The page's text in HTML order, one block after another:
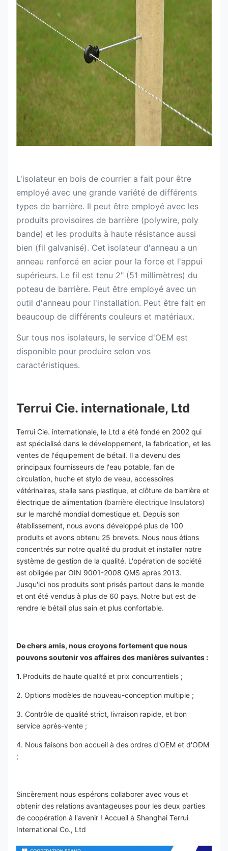
L'isolateur en bois de courrier a fait pour être
employé avec une grande variété de différents
types de barrière. Il peut être employé avec les
produits provisoires de barrière (polywire, poly
bande) et les produits à haute résistance aussi
bien (fil galvanisé). Cet isolateur d'anneau a un
anneau renforcé en acier pour la force et l'appui
supérieurs. Le fil est tenu 2" (51 millimètres) du
poteau de barrière. Peut être employé avec un
outil d'anneau pour l'installation. Peut être fait en
beaucoup de différents couleurs et matériaux.
Sur tous nos isolateurs, le service d'OEM est
disponible pour produire selon vos
caractéristiques.
Terrui Cie. internationale, Ltd
Terrui Cie. internationale, le Ltd a été fondé en 2002 qui
est spécialisé dans le développement, la fabrication, et les
ventes de l'équipement de bétail. Il a devenu des
principaux fournisseurs de l'eau potable, fan de
circulation, huche et stylo de veau, accessoires
vétérinaires, stalle sans plastique, et clôture de barrière et
électrique de alimentation (barrière électrique Insulators)
sur le marché mondial domestique et. Depuis son
établissement, nous avons développé plus de 100
produits et avons obtenu 25 brevets. Nous nous étions
concentrés sur notre qualité du produit et installer notre
système de gestion de la qualité. L'opération de société
est obligée par OIN 9001-2008 QMS après 2013.
Jusqu'ici nos produits sont prisés partout dans le monde
et ont été vendus à plus de 60 pays. Notre but est de
rendre le bétail plus sain et plus confortable.
De chers amis, nous croyons fortement que nous
pouvons soutenir vos affaires des manières suivantes :
1. Produits de haute qualité et prix concurrentiels ;
2. Options modèles de nouveau-conception multiple ;
3. Contrôle de qualité strict, livraison rapide, et bon
service après-vente ;
4. Nous faisons bon accueil à des ordres d'OEM et d'ODM
;
Sincèrement nous espérons collaborer avec vous et
obtenir des relations avantageuses pour les deux parties
de coopération à l'avenir ! Accueil à Shanghai Terrui
International Co., Ltd